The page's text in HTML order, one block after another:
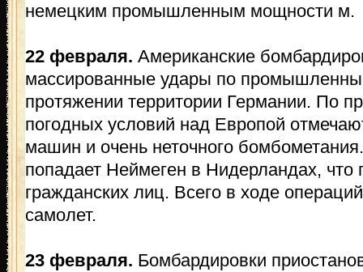
немецким промышленным мощности м.
22 февраля. Американские
массированные удары по
протяжении территории Германии. По
погодных условий над Европой
машин и очень неточного
попадает Неймеген в Нидерландах, что
гражданских лиц. Всего в ходе
самолет.
23 февраля. Бомбардировки